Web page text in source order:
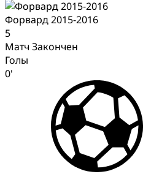
Форвард 2015-2016
5
Матч Закончен
Голы
0'